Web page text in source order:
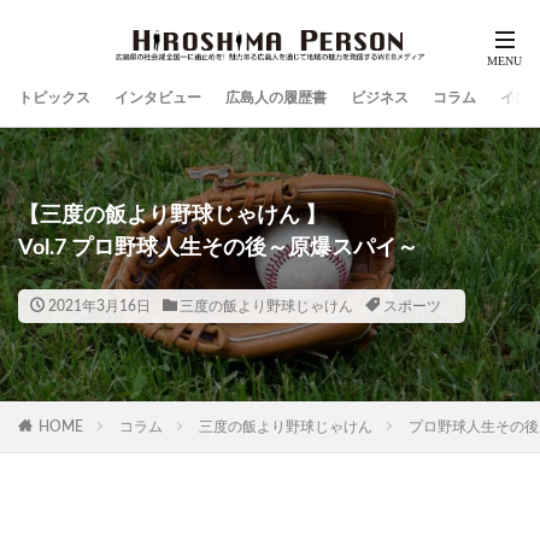
トピックス インタビュー 広島人の履歴書 ビジネス コラム イン
【三度の飯より野球じゃけん 】
Vol.7 プロ野球人生その後～原爆スパイ～
2021年3月16日 三度の飯より野球じゃけん スポーツ
HOME コラム 三度の飯より野球じゃけん プロ野球人生その